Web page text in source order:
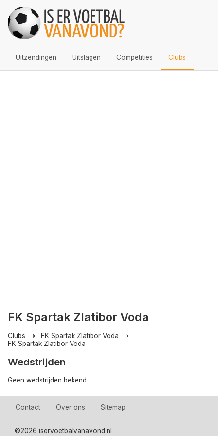
Uitzendingen Uitslagen Competities Clubs
FK Spartak Zlatibor Voda
Clubs
FK Spartak Zlatibor Voda
FK Spartak Zlatibor Voda
Wedstrijden
Geen wedstrijden bekend.
Contact Over ons Sitemap
©2026 iservoetbalvanavond.nl